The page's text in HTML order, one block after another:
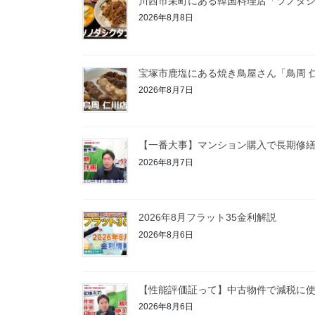
2026年8月8日
宝塚市鹿塩にある焼き鳥屋さん「鳥周
2026年8月7日
【一番大事】マンション購入で長期修
2026年8月7日
2026年8月フラット35金利解説
2026年8月6日
【性能評価証って】中古物件で減税に
2026年8月6日